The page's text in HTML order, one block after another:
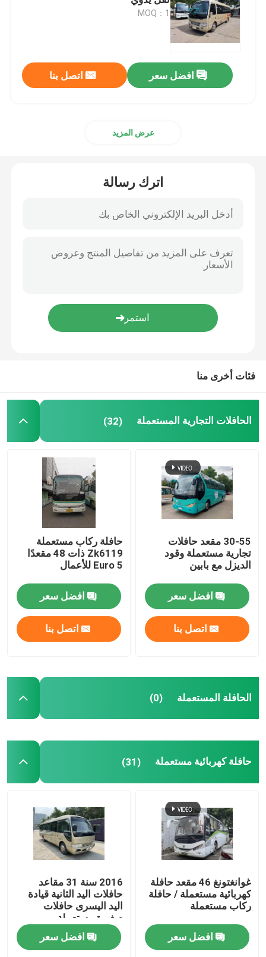
الحافلات التجارية المستعملة
الحافلة المستعملة
حافلة صغيرة مستعملة
حافلة المدينة المستعملة
حافلة فاخرة مستعملة
تويوتا باص مستعمل
الشاحنات المتوسطة المستخدمة
الحافلات المدرسية المستعملة
تستخدم الحافلة السياحية
تستخدم حافلة الركاب
مستعملة ميني كوتش
MOQ：1
افضل سعر اتصل بنا
عرض المزيد
اترك رسالة
فئات أخرى منا
الحافلات التجارية المستعملة (32)
30-55 مقعد حافلات
تجارية مستعملة وقود
الديزل مع بابين
افضل سعر
اتصل بنا
حافلة ركاب مستعملة
Zk6119 ذات 48 مقعدًا
Euro 5 للأعمال
افضل سعر
اتصل بنا
الحافلة المستعملة (0)
حافلة كهربائية مستعملة (31)
غوانغتونغ 46 مقعد حافلة
كهربائية مستعملة / حافلة
ركاب مستعملة
افضل سعر
2016 سنة 31 مقاعد
حافلات اليد الثانية قيادة
اليد اليسرى حافلات
صغيرة مستعملة
افضل سعر